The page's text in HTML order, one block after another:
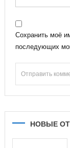
Сохранить моё
последующих
НОВЫЕ